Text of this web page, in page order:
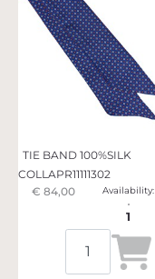
TIE BAND 100%SILK
COLLAPR11111302
€ 84,00
Availability:
1
Quantità